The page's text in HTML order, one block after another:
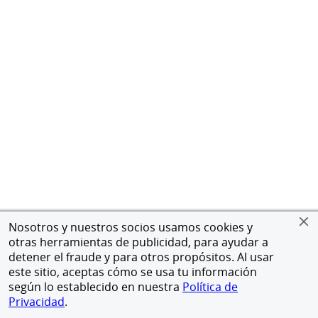
Nosotros y nuestros socios usamos cookies y
otras herramientas de publicidad, para ayudar a
detener el fraude y para otros propósitos. Al usar
este sitio, aceptas cómo se usa tu información
según lo establecido en nuestra Política de
Privacidad.